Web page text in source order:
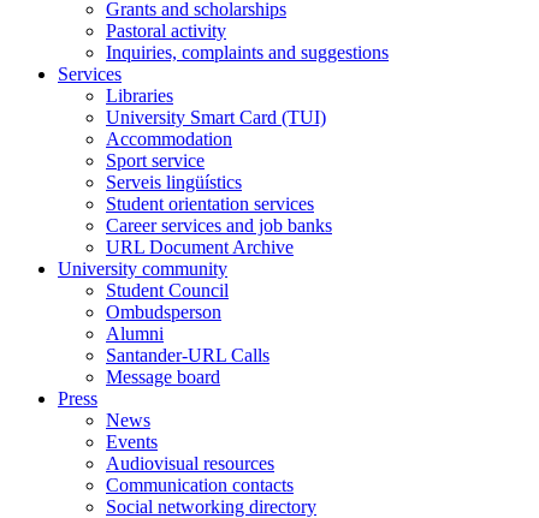
Grants and scholarships
Pastoral activity
Inquiries, complaints and suggestions
Services
Libraries
University Smart Card (TUI)
Accommodation
Sport service
Serveis lingüístics
Student orientation services
Career services and job banks
URL Document Archive
University community
Student Council
Ombudsperson
Alumni
Santander-URL Calls
Message board
Press
News
Events
Audiovisual resources
Communication contacts
Social networking directory